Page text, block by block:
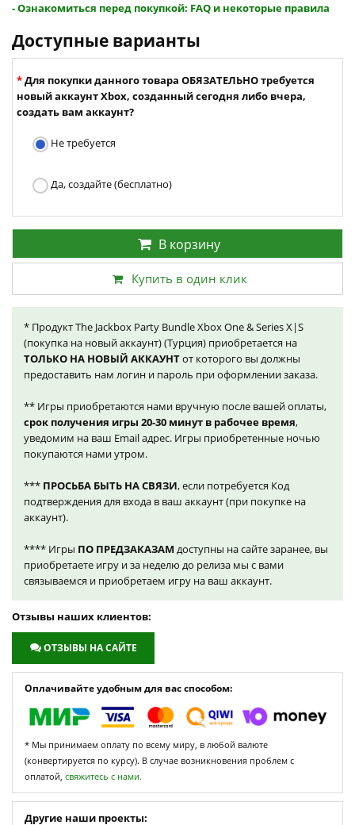
- Ознакомиться перед покупкой: FAQ и некоторые правила
Доступные варианты
Для покупки данного товара ОБЯЗАТЕЛЬНО требуется
новый аккаунт Xbox, созданный сегодня либо вчера,
создать вам аккаунт?
Не требуется
Да, создайте (бесплатно)
В корзину
Купить в один клик
* Продукт The Jackbox Party Bundle Xbox One & Series X|S
(покупка на новый аккаунт) (Турция) приобретается на
ТОЛЬКО НА НОВЫЙ АККАУНТот которого вы должны
предоставить нам логин и пароль при оформлении заказа.
** Игры приобретаются нами вручную после вашей оплаты,
срок получения игры 20-30 минут в рабочее время,
уведомим на ваш Email адрес. Игры приобретенные ночью
покупаются нами утром.
*** ПРОСЬБА БЫТЬ НА СВЯЗИ, если потребуется Код
подтверждения для входа в ваш аккаунт (при покупке на
аккаунт).
**** Игры ПО ПРЕДЗАКАЗАМ доступны на сайте заранее, вы
приобретаете игру и за неделю до релиза мы с вами
связываемся и приобретаем игру на ваш аккаунт.
Отзывы наших клиентов:
ОТЗЫВЫ НА САЙТЕ
Оплачивайте удобным для вас способом:
* Мы принимаем оплату по всему миру, в любой валюте
(конвертируется по курсу). В случае возникновения проблем с
оплатой, свяжитесь с нами.
Другие наши проекты: